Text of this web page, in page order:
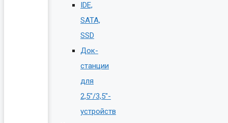
IDE,
SATA,
SSD
Док-
станции
для
2,5″/3,5″-
устройств